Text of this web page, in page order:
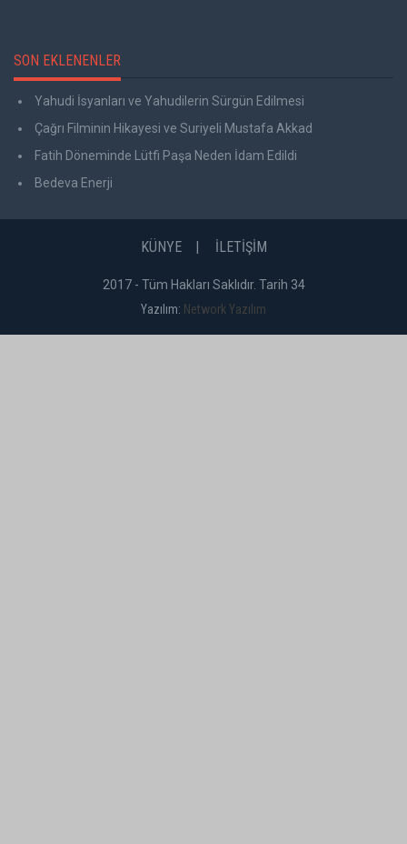
SON EKLENENLER
Yahudi İsyanları ve Yahudilerin Sürgün Edilmesi
Çağrı Filminin Hikayesi ve Suriyeli Mustafa Akkad
Fatih Döneminde Lütfi Paşa Neden İdam Edildi
Bedeva Enerji
KÜNYE İLETİŞİM
2017 - Tüm Hakları Saklıdır. Tarih 34
Yazılım: Network Yazılım